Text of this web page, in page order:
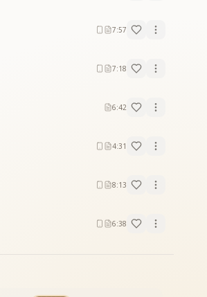
7:57
7:18
6:42
4:31
8:13
6:38